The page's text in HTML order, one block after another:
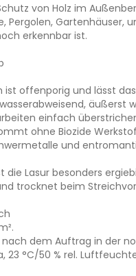
von Holz im
Pergolen,
erkennbar ist.
offenporig und lässt
einfach
ohne Biozide
und
Lasur besonders
trocknet beim
nach dem Auftrag in der
23 °C/50 % rel.